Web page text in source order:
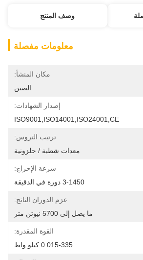
وصف المنتج
معلومات مفصلة
مكان المنشأ:
الصين
إصدار الشهادات:
ISO9001,ISO14001,ISO24001,CE
ترتيب التروس:
معدات شطبة / حلزونية
سرعة الإخراج:
3-1450 دورة في الدقيقة
عزم الدوران الناتج:
ما يصل إلى 5700 نيوتن متر
القوة المقدرة:
0.015-335 كيلو واط